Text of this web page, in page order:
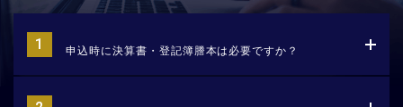
申込時に決算書・登記簿謄本は必要ですか？